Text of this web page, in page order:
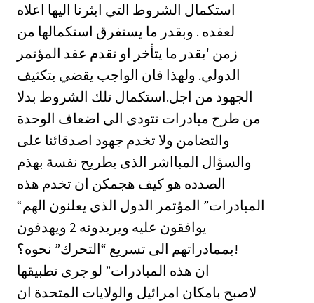
استكمال الشروط التي ابثرنا اليها اعلاه
لعقده . وبقدر ما يستفرق استكمالها من
زمن 'بقدر ما يتأخر او تقدم عقد المؤتمر
الدولي. ولهذا فان الواجب يقضي بتكثيف
الجهود من اجل.استكمال تلك الشروط بدلا
من طرح مبادرات تتودى الى اضعاف الوحدة
والتضامن ولا تخدم جهود اصدقائنا على
والسؤال المبااشر الذى يطريح نفسة بهذم
الصدده هو كيف هجمكن ان تخدم هذه
“المبادرات” المؤتمر الدول الذى يعلنون الهم
يوافقون عليه ويريدونه 2 ويهدفون
بممادراتهم الى تسريع “التحرك” نحوه؟!
ان هذه المبادرات” لو جرى تطبيقها
لاصبح بامكان امرائيل والولايات المتحدة ان